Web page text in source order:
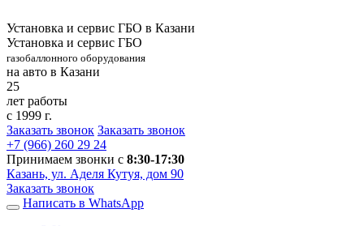
Установка и сервис ГБО в Казани
Установка и сервис ГБО
газобаллонного оборудования
на авто в Казани
25
лет работы
с 1999 г.
Заказать звонок Заказать звонок
+7 (966) 260 29 24
Принимаем звонки с 8:30-17:30
Казань, ул. Аделя Кутуя, дом 90
Заказать звонок
Написать в WhatsApp